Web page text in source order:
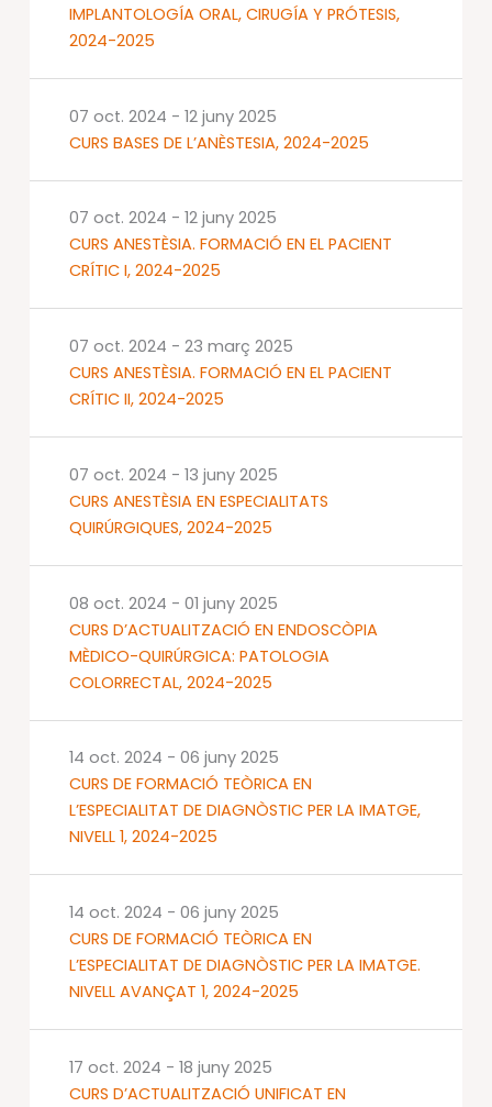
IMPLANTOLOGÍA ORAL, CIRUGÍA Y PRÓTESIS,
2024-2025
CURS BASES DE L’ANÈSTESIA, 2024-2025
07 oct. 2024 - 12 juny 2025
CURS ANESTÈSIA. FORMACIÓ EN EL PACIENT
CRÍTIC I, 2024-2025
07 oct. 2024 - 12 juny 2025
CURS ANESTÈSIA. FORMACIÓ EN EL PACIENT
CRÍTIC II, 2024-2025
07 oct. 2024 - 23 març 2025
CURS ANESTÈSIA EN ESPECIALITATS
QUIRÚRGIQUES, 2024-2025
07 oct. 2024 - 13 juny 2025
CURS D’ACTUALITZACIÓ EN ENDOSCÒPIA
MÈDICO-QUIRÚRGICA: PATOLOGIA
COLORRECTAL, 2024-2025
08 oct. 2024 - 01 juny 2025
CURS DE FORMACIÓ TEÒRICA EN
L’ESPECIALITAT DE DIAGNÒSTIC PER LA IMATGE,
NIVELL 1, 2024-2025
14 oct. 2024 - 06 juny 2025
CURS DE FORMACIÓ TEÒRICA EN
L’ESPECIALITAT DE DIAGNÒSTIC PER LA IMATGE.
NIVELL AVANÇAT 1, 2024-2025
14 oct. 2024 - 06 juny 2025
CURS D’ACTUALITZACIÓ UNIFICAT EN
17 oct. 2024 - 18 juny 2025